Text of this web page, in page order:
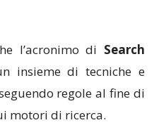
l’acronimo di Search
insieme di tecniche e
regole al fine di
motori di ricerca.